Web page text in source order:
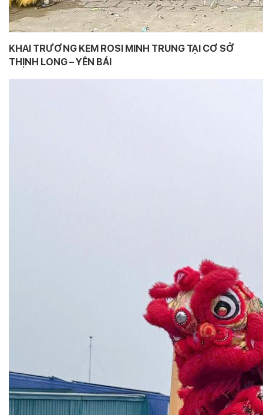
KHAI TRƯƠNG KEM ROSI MINH TRUNG TẠI CƠ SỞ
THỊNH LONG – YÊN BÁI